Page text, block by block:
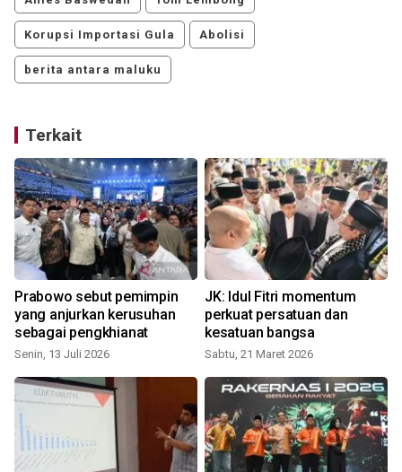
Korupsi Importasi Gula Abolisi
berita antara maluku
Terkait
Prabowo sebut pemimpin
yang anjurkan kerusuhan
sebagai pengkhianat
Senin, 13 Juli 2026
JK: Idul Fitri momentum
perkuat persatuan dan
kesatuan bangsa
Sabtu, 21 Maret 2026